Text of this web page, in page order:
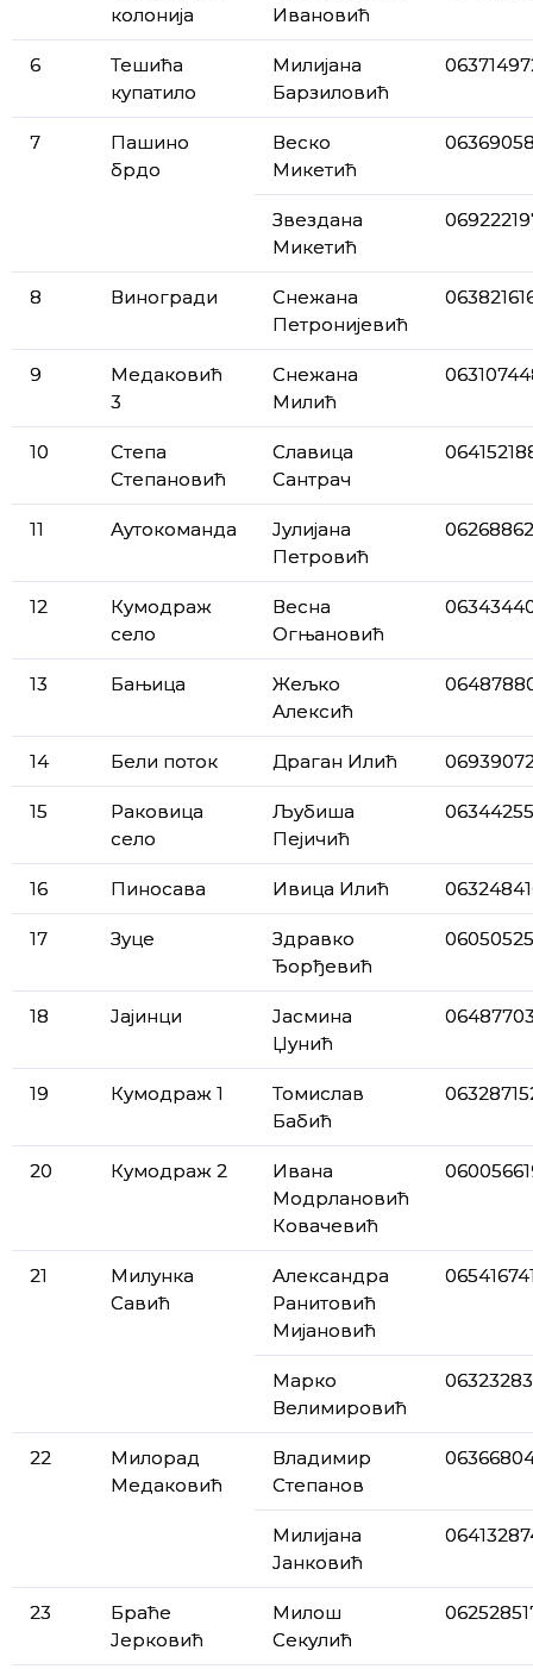
колонија
Ивановић
6
Тешића
купатило
Милијана
Барзиловић
7
Пашино
брдо
Веско
Микетић
Звездана
Микетић
8 Виногради
Снежана
Петронијевић
9
Медаковић
3
Снежана
Милић
10
Степа
Степановић
Славица
Сантрач
11 Аутокоманда
Јулијана
Петровић
12
Кумодраж
село
Весна
Огњановић
13 Бањица
Жељко
Алексић
14 Бели поток Драган Илић
15
Раковица
село
Љубиша
Пејичић
16 Пиносава Ивица Илић
17 Зуце
Здравко
Ђорђевић
18 Јајинци
Јасмина
Џунић
19 Кумодраж 1
Томислав
Бабић
20 Кумодраж 2
Ивана
Модрлановић
Ковачевић
21
Милунка
Савић
Александра
Ранитовић
Мијановић
Марко
Велимировић
22
Милорад
Медаковић
Владимир
Степанов
Милијана
Јанковић
23
Браће
Јерковић
Милош
Секулић